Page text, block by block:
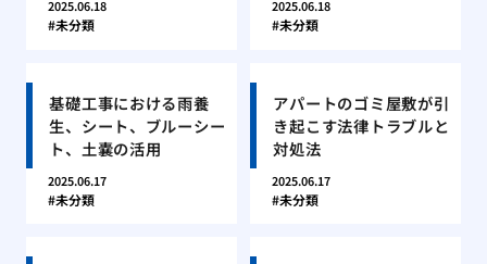
2025.06.18
未分類
2025.06.18
未分類
基礎工事における雨養
生、シート、ブルーシー
ト、土嚢の活用
2025.06.17
未分類
アパートのゴミ屋敷が引
き起こす法律トラブルと
対処法
2025.06.17
未分類